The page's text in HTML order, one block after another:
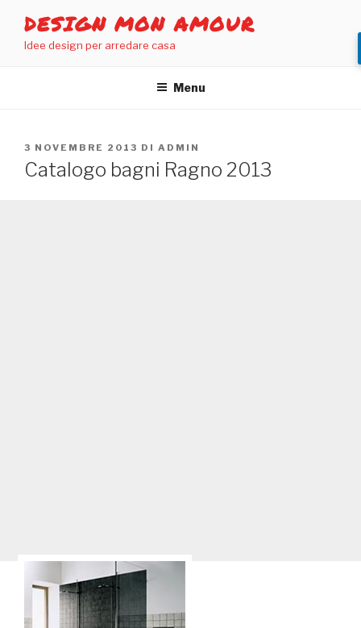
contenuto
DESIGN MON AMOUR
Idee design per arredare casa
Menu
PUBBLICATO
IL
3 NOVEMBRE 2013 DI ADMIN
Catalogo bagni Ragno 2013